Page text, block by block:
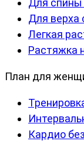
Для спины
Для верха
Легкая
Растяжка
План для
Кардио